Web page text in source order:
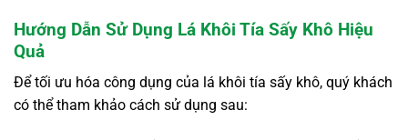
Hướng Dẫn Sử Dụng Lá Khôi Tía Sấy Khô Hiệu
Quả
Để tối ưu hóa công dụng của lá khôi tía sấy khô, quý khách
có thể tham khảo cách sử dụng sau: